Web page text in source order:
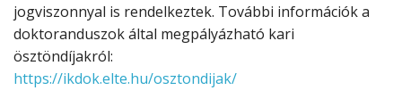
jogviszonnyal is rendelkeztek. További információk a
doktoranduszok által megpályázható kari
ösztöndíjakról:
https://ikdok.elte.hu/osztondijak/